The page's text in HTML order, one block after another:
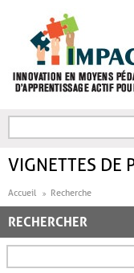
FORMULAIRE DE
VIGNETTES DE
Accueil Recherche
RECHERCHER